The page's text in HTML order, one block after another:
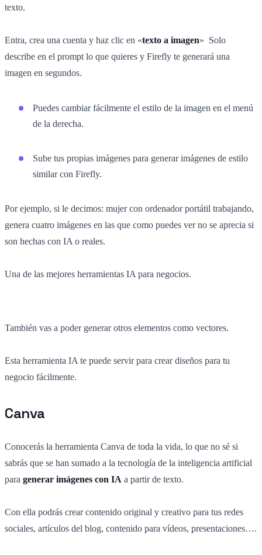
texto.
Entra, crea una cuenta y haz clic en «texto a imagen» Solo
describe en el prompt lo que quieres y Firefly te generará una
imagen en segundos.
Puedes cambiar fácilmente el estilo de la imagen en el menú
de la derecha.
Sube tus propias imágenes para generar imágenes de estilo
similar con Firefly.
Por ejemplo, si le decimos: mujer con ordenador portátil trabajando,
genera cuatro imágenes en las que como puedes ver no se aprecia si
son hechas con IA o reales.
Una de las mejores herramientas IA para negocios.
También vas a poder generar otros elementos como vectores.
Esta herramienta IA te puede servir para crear diseños para tu
negocio fácilmente.
Canva
Conocerás la herramienta Canva de toda la vida, lo que no sé si
sabrás que se han sumado a la tecnología de la inteligencia artificial
para generar imágenes con IA a partir de texto.
Con ella podrás crear contenido original y creativo para tus redes
sociales, artículos del blog, contenido para vídeos, presentaciones….